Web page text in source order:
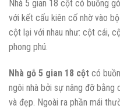
Nhà 5 gian 18 cột có buồng
với kết cấu kiên cố nhờ vào
cột lại với nhau như: cột cái,
phong phú.
Nhà gỗ 5 gian 18 cột có
ngôi nhà bởi sự nâng đỡ
và đẹp. Ngoài ra phần mái